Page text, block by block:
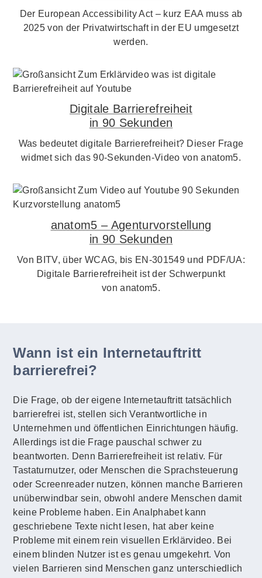
Der European Accessibility Act – kurz EAA muss ab
2025 von der Privatwirtschaft in der EU umgesetzt
werden.
Digitale Barrierefreiheit
in 90 Sekunden
Was bedeutet digitale Barrierefreiheit? Dieser Frage
widmet sich das 90-Sekunden-Video von anatom5.
anatom5 – Agenturvorstellung
in 90 Sekunden
Von BITV, über WCAG, bis EN-301549 und PDF/UA:
Digitale Barrierefreiheit ist der Schwerpunkt
von anatom5.
Wann ist ein Internetauftritt
barrierefrei?
Die Frage, ob der eigene Internetauftritt tatsächlich
barrierefrei ist, stellen sich Verantwortliche in
Unternehmen und öffentlichen Einrichtungen häufig.
Allerdings ist die Frage pauschal schwer zu
beantworten. Denn Barrierefreiheit ist relativ. Für
Tastaturnutzer, oder Menschen die Sprachsteuerung
oder Screenreader nutzen, können manche Barrieren
unüberwindbar sein, obwohl andere Menschen damit
keine Probleme haben. Ein Analphabet kann
geschriebene Texte nicht lesen, hat aber keine
Probleme mit einem rein visuellen Erklärvideo. Bei
einem blinden Nutzer ist es genau umgekehrt. Von
vielen Barrieren sind Menschen ganz unterschiedlich